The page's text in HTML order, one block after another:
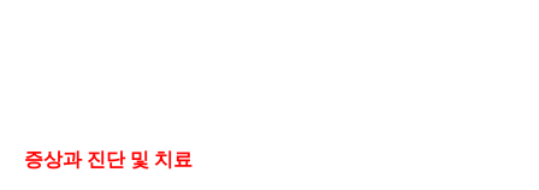
증상과 진단 및 치료